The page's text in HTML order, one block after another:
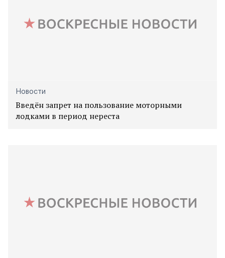
Новости
Введён запрет на пользование моторными
лодками в период нереста